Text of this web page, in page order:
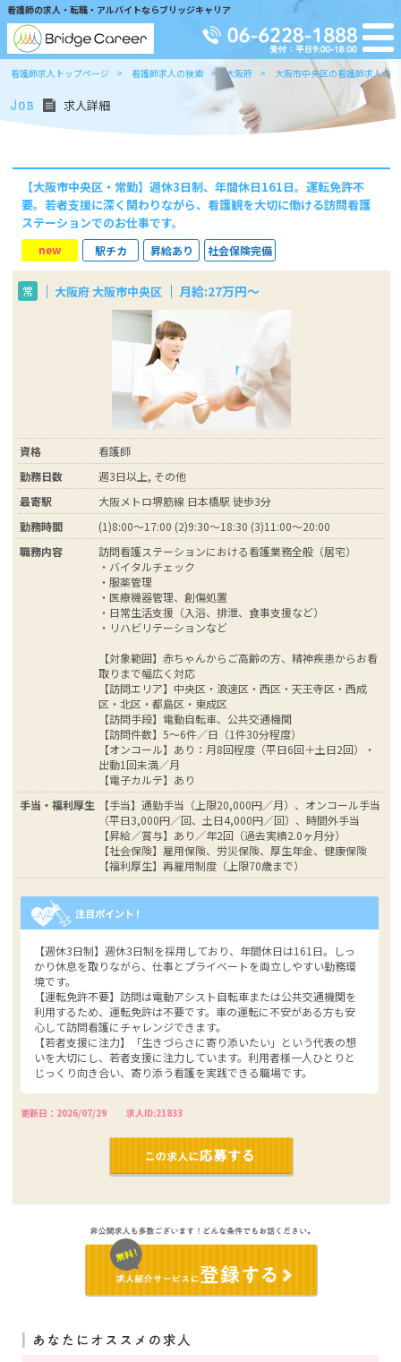
看護師の求人・転職・アルバイトならブリッジキャリア
看護師求人トップページ 看護師求人の検索 大阪府 大阪市中央区の看護師求人の
求人詳細
【大阪市中央区・常勤】週休3日制、年間休日161日。運転免許不
要。若者支援に深く関わりながら、看護観を大切に働ける訪問看護
ステーションでのお仕事です。
new 駅チカ 昇給あり 社会保険完備
常 大阪府 大阪市中央区 月給:27万円～
資格
看護師
勤務日数
週3日以上, その他
最寄駅
大阪メトロ堺筋線 日本橋駅 徒歩3分
勤務時間
(1)8:00～17:00 (2)9:30～18:30 (3)11:00～20:00
職務内容
訪問看護ステーションにおける看護業務全般（居宅）
・バイタルチェック
・服薬管理
・医療機器管理、創傷処置
・日常生活支援（入浴、排泄、食事支援など）
・リハビリテーションなど
【対象範囲】赤ちゃんからご高齢の方、精神疾患からお看
取りまで幅広く対応
【訪問エリア】中央区・浪速区・西区・天王寺区・西成
区・北区・都島区・東成区
【訪問手段】電動自転車、公共交通機関
【訪問件数】5～6件／日（1件30分程度）
【オンコール】あり：月8回程度（平日6回＋土日2回）・
出動1回未満／月
【電子カルテ】あり
手当・福利厚生
【手当】通勤手当（上限20,000円／月）、オンコール手当
（平日3,000円／回、土日4,000円／回）、時間外手当
【昇給／賞与】あり／年2回（過去実績2.0ヶ月分）
【社会保険】雇用保険、労災保険、厚生年金、健康保険
【福利厚生】再雇用制度（上限70歳まで）
【週休3日制】週休3日制を採用しており、年間休日は161日。しっ
かり休息を取りながら、仕事とプライベートを両立しやすい勤務環
境です。
【運転免許不要】訪問は電動アシスト自転車または公共交通機関を
利用するため、運転免許は不要です。車の運転に不安がある方も安
心して訪問看護にチャレンジできます。
【若者支援に注力】「生きづらさに寄り添いたい」という代表の想
いを大切にし、若者支援に注力しています。利用者様一人ひとりと
じっくり向き合い、寄り添う看護を実践できる職場です。
更新日：2026/07/29 求人ID:21833